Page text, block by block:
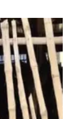
बा
जा
र
स
में
अ